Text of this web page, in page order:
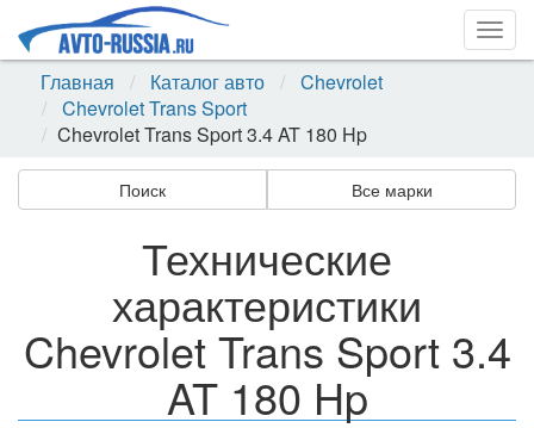
Главная
Каталог авто
Chevrolet
Chevrolet Trans Sport
Chevrolet Trans Sport 3.4 AT 180 Hp
Поиск Все марки
Технические
характеристики
Chevrolet Trans Sport 3.4
AT 180 Hp